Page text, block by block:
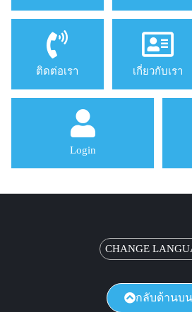
ติดต่อเรา เกี่ยวกับเรา
Login
CHANGE
กลับด้านบน